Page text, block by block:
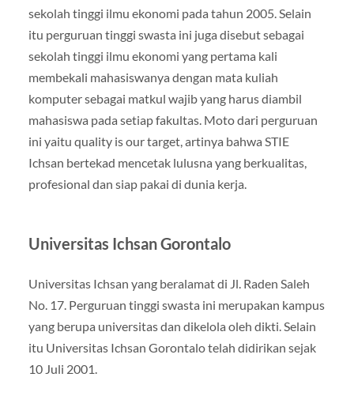
sekolah tinggi ilmu ekonomi pada tahun 2005. Selain
itu perguruan tinggi swasta ini juga disebut sebagai
sekolah tinggi ilmu ekonomi yang pertama kali
membekali mahasiswanya dengan mata kuliah
komputer sebagai matkul wajib yang harus diambil
mahasiswa pada setiap fakultas. Moto dari perguruan
ini yaitu quality is our target, artinya bahwa STIE
Ichsan bertekad mencetak lulusna yang berkualitas,
profesional dan siap pakai di dunia kerja.
Universitas Ichsan Gorontalo
Universitas Ichsan yang beralamat di Jl. Raden Saleh
No. 17. Perguruan tinggi swasta ini merupakan kampus
yang berupa universitas dan dikelola oleh dikti. Selain
itu Universitas Ichsan Gorontalo telah didirikan sejak
10 Juli 2001.